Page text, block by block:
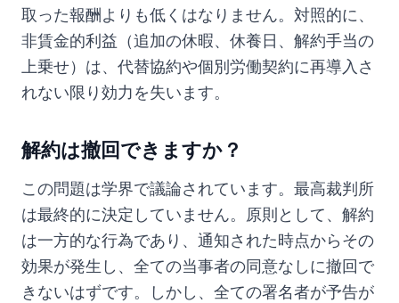
取った報酬よりも低くはなりません。対照的に、
非賃金的利益（追加の休暇、休養日、解約手当の
上乗せ）は、代替協約や個別労働契約に再導入さ
れない限り効力を失います。
解約は撤回できますか？
この問題は学界で議論されています。最高裁判所
は最終的に決定していません。原則として、解約
は一方的な行為であり、通知された時点からその
効果が発生し、全ての当事者の同意なしに撤回で
きないはずです。しかし、全ての署名者が予告が